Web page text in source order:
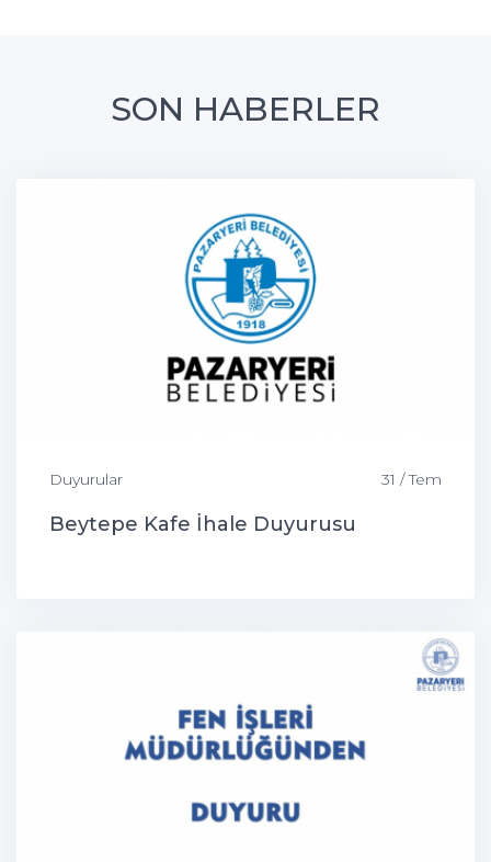
SON HABERLER
Duyurular 31 / Tem
Beytepe Kafe İhale Duyurusu